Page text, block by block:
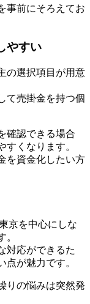
事前にそろえてお
やすい
の選択項目が用意
て売掛金を持つ個
確認できる場合
くなります。
を資金化したい方
京を中心にしな
。
対応ができるた
が魅力です。
りの悩みは突然発